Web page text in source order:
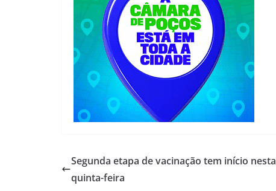
Segunda etapa de vacinação tem início nesta
quinta-feira